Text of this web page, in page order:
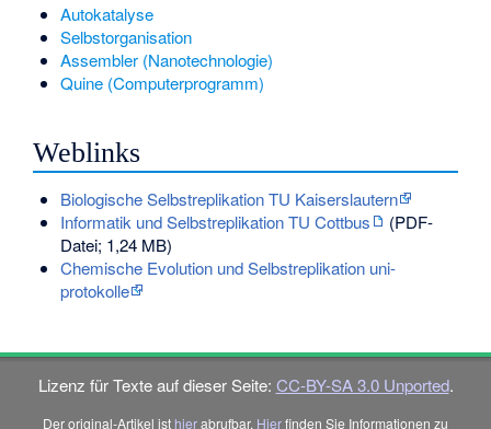
Autokatalyse
Selbstorganisation
Assembler (Nanotechnologie)
Quine (Computerprogramm)
Weblinks
Biologische Selbstreplikation TU Kaiserslautern
Informatik und Selbstreplikation TU Cottbus
(PDF-
Datei; 1,24 MB)
Chemische Evolution und Selbstreplikation uni-
protokolle
Lizenz für Texte auf dieser Seite: CC-BY-SA 3.0 Unported.
Der original-Artikel ist hierabrufbar. Hierfinden Sie Informationen zu